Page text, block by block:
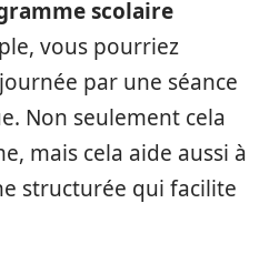
scolaire
vous pourriez
par une séance
Non seulement cela
mais cela aide aussi à
structurée qui facilite